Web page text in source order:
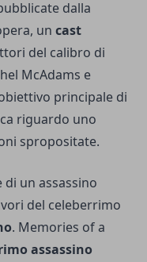
dalla
un cast
del calibro di
McAdams e
principale di
riguardo uno
spropositate.
un assassino
del celeberrimo
. Memories of a
assassino